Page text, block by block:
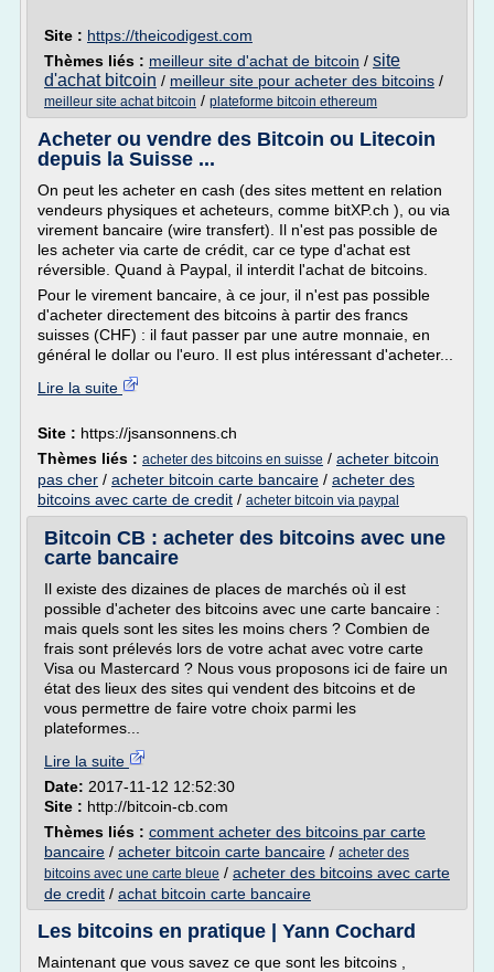
Site : https://theicodigest.com
Thèmes liés : meilleur site d'achat de bitcoin / site
d'achat bitcoin / meilleur site pour acheter des bitcoins /
meilleur site achat bitcoin / plateforme bitcoin ethereum
Acheter ou vendre des Bitcoin ou Litecoin
depuis la Suisse ...
On peut les acheter en cash (des sites mettent en relation
vendeurs physiques et acheteurs, comme bitXP.ch ), ou via
virement bancaire (wire transfert). Il n'est pas possible de
les acheter via carte de crédit, car ce type d'achat est
réversible. Quand à Paypal, il interdit l'achat de bitcoins.
Pour le virement bancaire, à ce jour, il n'est pas possible
d'acheter directement des bitcoins à partir des francs
suisses (CHF) : il faut passer par une autre monnaie, en
général le dollar ou l'euro. Il est plus intéressant d'acheter...
Lire la suite
Site : https://jsansonnens.ch
Thèmes liés : acheter des bitcoins en suisse / acheter bitcoin
pas cher / acheter bitcoin carte bancaire / acheter des
bitcoins avec carte de credit / acheter bitcoin via paypal
Bitcoin CB : acheter des bitcoins avec une
carte bancaire
Il existe des dizaines de places de marchés où il est
possible d'acheter des bitcoins avec une carte bancaire :
mais quels sont les sites les moins chers ? Combien de
frais sont prélevés lors de votre achat avec votre carte
Visa ou Mastercard ? Nous vous proposons ici de faire un
état des lieux des sites qui vendent des bitcoins et de
vous permettre de faire votre choix parmi les
plateformes...
Lire la suite
Date: 2017-11-12 12:52:30
Site : http://bitcoin-cb.com
Thèmes liés : comment acheter des bitcoins par carte
bancaire / acheter bitcoin carte bancaire / acheter des
bitcoins avec une carte bleue / acheter des bitcoins avec carte
de credit / achat bitcoin carte bancaire
Les bitcoins en pratique | Yann Cochard
Maintenant que vous savez ce que sont les bitcoins ,